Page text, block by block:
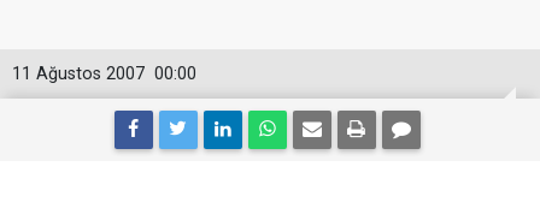
00:00
11 Ağustos 2007